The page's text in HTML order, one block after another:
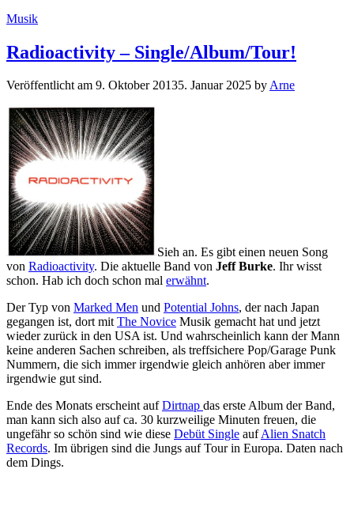
Kategorien
Musik
Radioactivity – Single/Album/Tour!
Veröffentlicht am 9. Oktober 20135. Januar 2025 byArne
Sieh an. Es gibt einen neuen Song
von Radioactivity. Die aktuelle Band von Jeff Burke. Ihr wisst
schon. Hab ich doch schon mal erwähnt.
Der Typ von Marked Men und Potential Johns, der nach Japan
gegangen ist, dort mitThe Novice Musik gemacht hat und jetzt
wieder zurück in den USA ist. Und wahrscheinlich kann der Mann
keine anderen Sachen schreiben, als treffsichere Pop/Garage Punk
Nummern, die sich immer irgendwie gleich anhören aber immer
irgendwie gut sind.
Ende des Monats erscheint aufDirtnap das erste Album der Band,
man kann sich also auf ca. 30 kurzweilige Minuten freuen, die
ungefähr so schön sind wie diese Debüt Single aufAlien Snatch
Records. Im übrigen sind die Jungs auf Tour in Europa. Daten nach
dem Dings.